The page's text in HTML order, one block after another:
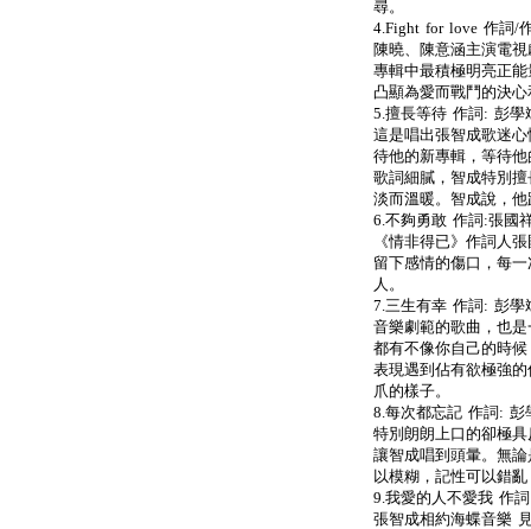
尋。
4.Fight for love 作詞/
陳曉、陳意涵主演電
專輯中最積極明亮正
凸顯為愛而戰鬥的決
5.擅長等待 作詞: 彭學
這是唱出張智成歌迷
待他的新專輯，等待
歌詞細膩，智成特別
淡而溫暖。智成說，
6.不夠勇敢 作詞:張國
《情非得已》作詞人
留下感情的傷口，每
人。
7.三生有幸 作詞: 彭學
音樂劇範的歌曲，也
都有不像你自己的時
表現遇到佔有欲極強
爪的樣子。
8.每次都忘記 作詞: 彭
特別朗朗上口的卻極
讓智成唱到頭暈。無
以模糊，記性可以錯
9.我愛的人不愛我 作
張智成相約海蝶音樂